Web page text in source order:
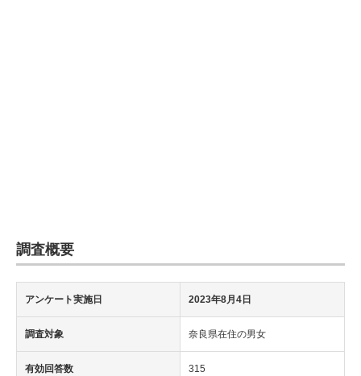
調査概要
アンケート実施日 2023年8月4日
調査対象 奈良県在住の男女
有効回答数 315